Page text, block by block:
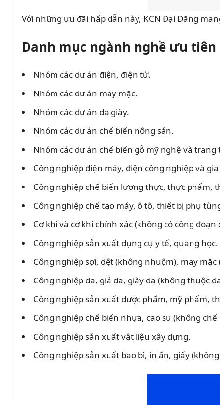
Với những ưu đãi hấp dẫn này, KCN Đại Đăng
Danh mục ngành nghề ưu
Nhóm các dự án điện, điện tử.
Nhóm các dự án may mặc.
Nhóm các dự án da giày.
Nhóm các dự án chế biến nông sản.
Nhóm các dự án chế biến gỗ mỹ nghệ và
Công nghiệp điện máy, điện công nghiệp và
Công nghiệp chế biến lương thực, thực phẩm,
Công nghiệp chế tạo máy, ô tô, thiết bị phụ
Cơ khí và cơ khí chính xác (không có công đoạn
Công nghiệp sản xuất dụng cụ y tế, quang học.
Công nghiệp sợi, dệt (không nhuộm), may
Công nghiệp da, giả da, giày da (không thuộc
Công nghiệp sản xuất dược phẩm, mỹ phẩm,
Công nghiệp chế biến nhựa, cao su (không
Công nghiệp sản xuất vật liệu xây dựng.
Công nghiệp sản xuất bao bì, in ấn, giấy